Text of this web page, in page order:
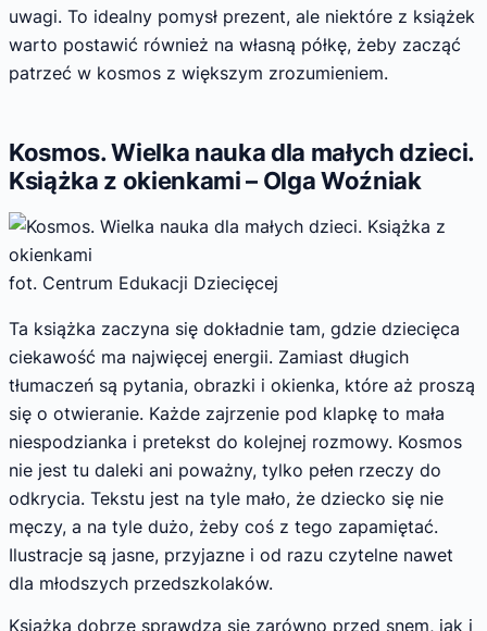
uwagi. To idealny pomysł prezent, ale niektóre z książek
warto postawić również na własną półkę, żeby zacząć
patrzeć w kosmos z większym zrozumieniem.
Kosmos. Wielka nauka dla małych dzieci.
Książka z okienkami – Olga Woźniak
fot. Centrum Edukacji Dziecięcej
Ta książka zaczyna się dokładnie tam, gdzie dziecięca
ciekawość ma najwięcej energii. Zamiast długich
tłumaczeń są pytania, obrazki i okienka, które aż proszą
się o otwieranie. Każde zajrzenie pod klapkę to mała
niespodzianka i pretekst do kolejnej rozmowy. Kosmos
nie jest tu daleki ani poważny, tylko pełen rzeczy do
odkrycia. Tekstu jest na tyle mało, że dziecko się nie
męczy, a na tyle dużo, żeby coś z tego zapamiętać.
Ilustracje są jasne, przyjazne i od razu czytelne nawet
dla młodszych przedszkolaków.
Książka dobrze sprawdza się zarówno przed snem, jak i